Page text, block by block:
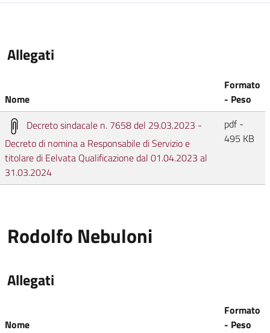
Allegati
Nome
Formato
- Peso
Decreto sindacale n. 7658 del 29.03.2023 -
Decreto di nomina a Responsabile di Servizio e
titolare di Eelvata Qualificazione dal 01.04.2023 al
31.03.2024
pdf -
495 KB
Rodolfo Nebuloni
Allegati
Nome
Formato
- Peso